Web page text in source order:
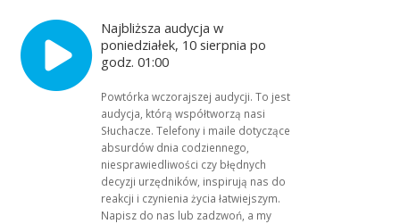
Najbliższa audycja w
poniedziałek, 10 sierpnia po
godz. 01:00
Powtórka wczorajszej audycji. To jest
audycja, którą współtworzą nasi
Słuchacze. Telefony i maile dotyczące
absurdów dnia codziennego,
niesprawiedliwości czy błędnych
decyzji urzędników, inspirują nas do
reakcji i czynienia życia łatwiejszym.
Napisz do nas lub zadzwoń, a my